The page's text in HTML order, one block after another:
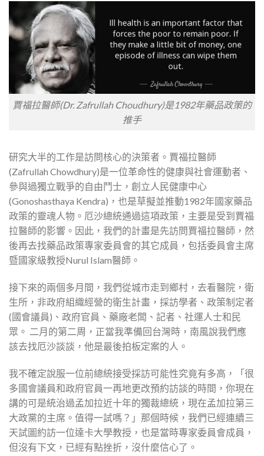
賈福拉醫師(Dr. Zafrullah Choudhury)是1982年藥品政策的
推手
研究大半的工作是訪問核心的決策者。賈福拉醫師
(Zafrullah Chowdhury)是一位革命性的健康與社會運動者、
參與過獨立戰爭的自由鬥士，創立人民健康中心
(Gonoshasthaya Kendra)，也是草擬並推動1982年國家藥品
政策的靈魂人物。厄沙總統通過這項政策，主要是受到賈福
拉醫師的影響。因此，我們的計畫是先訪問賈福拉醫師，然
後再去找藥品政策專家委員會的其它成員，包括委員會主席
暨國家級教授Nurul Islam醫師。
接下來的兩個多月間，我們從城市走到鄉村，去看醫院，衛
生所，非政府組織經營的衛生計畫，採訪學者、政策制定者
(國會議員)、政府官員、藥廠老闆、記者、社運人士和民
眾。 二月的第二周，正當我準備回台灣時，南風說我們應
該去找厄沙談談，他是最後拍板定案的人。
我不確定說服一位前總統接受採訪可能性究竟有多高，「很
多國會議員和政府官員一再地更改預約訪談的時間，你現在
講的可是統治過孟加拉近十年的獨裁總統，現在孟加拉第三
大政黨的主席。值得一試嗎？」那個時候，我們已經連續三
天試圖約訪一位達卡大學教授，也是當時專家委員會成員，
但沒有下文，已經有點挫折，沒什麼信心了。